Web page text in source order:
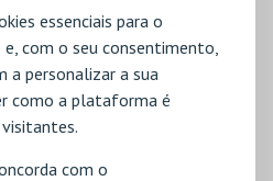
essenciais para o
com o seu consentimento,
a personalizar a sua
como a plataforma é
com o